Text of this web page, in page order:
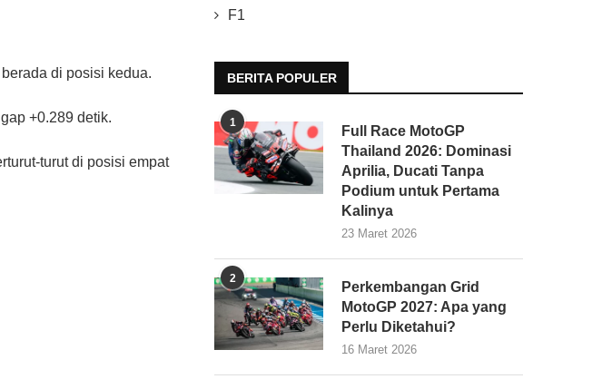
di posisi kedua.
+0.289 detik.
turut di posisi empat
F1
BERITA POPULER
1
Full Race MotoGP
Thailand 2026: Dominasi
Aprilia, Ducati Tanpa
Podium untuk Pertama
Kalinya
23 Maret 2026
2
Perkembangan Grid
MotoGP 2027: Apa yang
Perlu Diketahui?
16 Maret 2026